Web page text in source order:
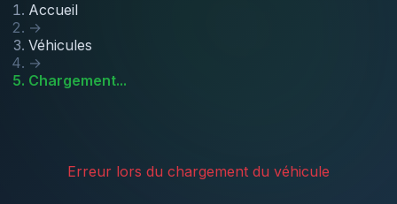
Accueil
→
Véhicules
→
Chargement...
Erreur lors du chargement du véhicule